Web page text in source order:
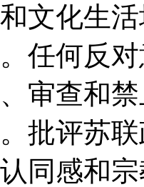
文化生
任何反
审查和
批评苏
同感和